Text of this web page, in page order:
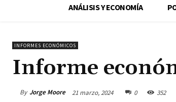
ANÁLISIS Y ECONOMÍA
INFORMES ECONÓMICOS
Informe
By Jorge Moore 21 marzo, 2024 0 352